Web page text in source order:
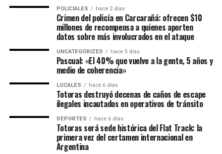
POLICIALES hace 2 días
Crimen del policía en Carcarañá: ofrecen $10
millones de recompensa a quienes aporten
datos sobre más involucrados en el ataque
UNCATEGORIZED hace 5 días
Pascual: «El 40% que vuelve a la gente, 5 años y
medio de coherencia»
LOCALES hace 6 días
Totoras destruyó decenas de caños de escape
ilegales incautados en operativos de tránsito
DEPORTES hace 6 días
Totoras será sede histórica del Flat Track: la
primera vez del certamen internacional en
Argentina